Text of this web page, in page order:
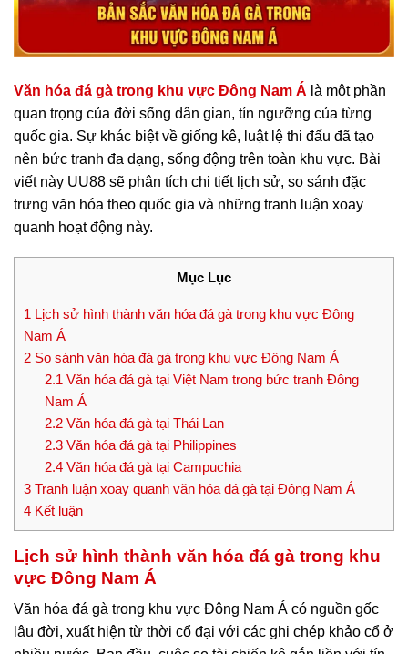
Văn hóa đá gà trong khu vực Đông Nam Á là một phần
quan trọng của đời sống dân gian, tín ngưỡng của từng
quốc gia. Sự khác biệt về giống kê, luật lệ thi đấu đã tạo
nên bức tranh đa dạng, sống động trên toàn khu vực. Bài
viết này UU88 sẽ phân tích chi tiết lịch sử, so sánh đặc
trưng văn hóa theo quốc gia và những tranh luận xoay
quanh hoạt động này.
Mục Lục
1 Lịch sử hình thành văn hóa đá gà trong khu vực Đông
Nam Á
2 So sánh văn hóa đá gà trong khu vực Đông Nam Á
2.1 Văn hóa đá gà tại Việt Nam trong bức tranh Đông
Nam Á
2.2Văn hóa đá gà tại Thái Lan
2.3Văn hóa đá gà tại Philippines
2.4Văn hóa đá gà tại Campuchia
3 Tranh luận xoay quanh văn hóa đá gà tại Đông Nam Á
4 Kết luận
Lịch sử hình thành văn hóa đá gà trong khu
vực Đông Nam Á
Văn hóa đá gà trong khu vực Đông Nam Á có nguồn gốc
lâu đời, xuất hiện từ thời cổ đại với các ghi chép khảo cổ ở